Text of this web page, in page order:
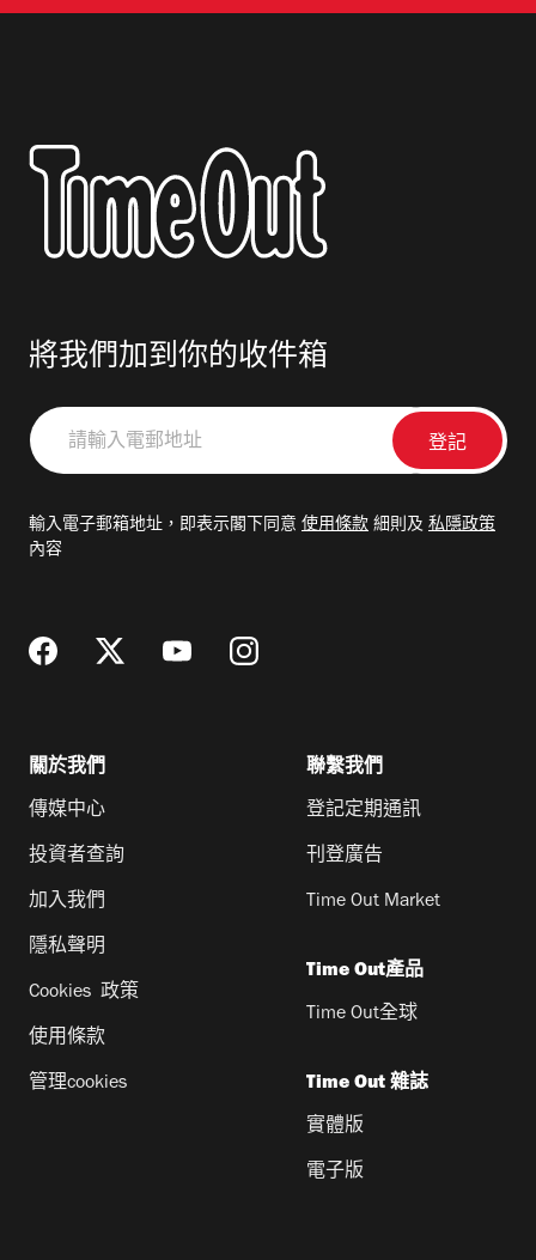
將我們加到你的收件箱
請
輸
郵
輸入電子郵箱地址，即表示閣下同意 使用條款 細則及 私隱政策
內容
關於我們
傳媒中心
投資者查詢
加入我們
隱私聲明
Cookies 政策
使用條款
管理cookies
聯繫我們
登記定期通訊
刊登廣告
Time Out Market
Time Out產品
Time Out全球
Time Out 雜誌
實體版
電子版